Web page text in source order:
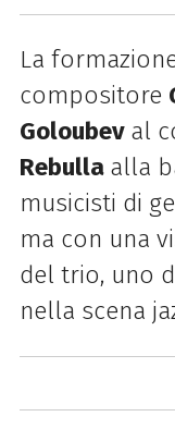
La
compositore
Goloubev al
Rebulla alla
musicisti di
ma con una
del trio, uno
nella scena